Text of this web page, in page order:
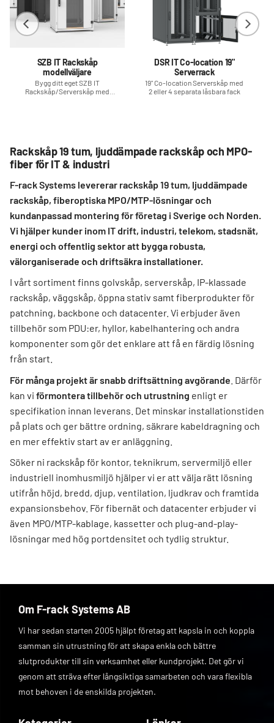
SZB IT Rackskåp
modellväljare
Bygg ditt eget SZB IT
Rackskåp/Serverskåp med
DSR IT Co-location 19"
Serverrack
19" Co-location Serverskåp med
2 eller 4 separata låsbara fack
Rackskåp 19 tum, ljuddämpade rackskåp och MPO-
fiber för IT & industri
F-rack Systems levererar rackskåp 19 tum, ljuddämpade
rackskåp, fiberoptiska MPO/MTP-lösningar och
kundanpassad montering för företag i Sverige och Norden.
Vi hjälper kunder inom IT drift, industri, telekom, stadsnät,
energi och offentlig sektor att bygga robusta,
välorganiserade och driftsäkra installationer.
I vårt sortiment finns golvskåp, serverskåp, IP-klassade
rackskåp, väggskåp, öppna stativ samt fiberprodukter för
patchning, backbone och datacenter. Vi erbjuder även
tillbehör som PDU:er, hyllor, kabelhantering och andra
komponenter som gör det enklare att få en färdig lösning
från start.
För många projekt är snabb driftsättning avgörande . Därför
kan vi förmontera tillbehör och utrustning enligt er
specifikation innan leverans. Det minskar installationstiden
på plats och ger bättre ordning, säkrare kabeldragning och
en mer effektiv start av er anläggning.
Söker ni rackskåp för kontor, teknikrum, servermiljö eller
industriell inomhusmiljö hjälper vi er att välja rätt lösning
utifrån höjd, bredd, djup, ventilation, ljudkrav och framtida
expansionsbehov. För fibernät och datacenter erbjuder vi
även MPO/MTP-kablage, kassetter och plug-and-play-
lösningar med hög portdensitet och tydlig struktur.
Om F-rack Systems AB
Vi har sedan starten 2005 hjälpt företag att kapsla in och koppla
samman sin utrustning för att skapa enkla och bättre
slutprodukter till sin verksamhet eller kundprojekt. Det gör vi
genom att sträva efter långsiktiga samarbeten och vara flexibla
mot behoven i de enskilda projekten.